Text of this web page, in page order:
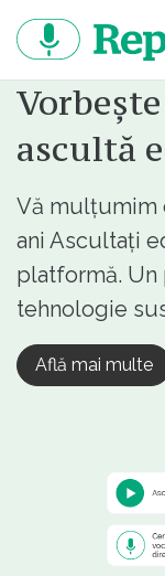
continut
ascultă
Vă mulțumim
ani Ascultați
platformă.
tehnologie
Află mai multe